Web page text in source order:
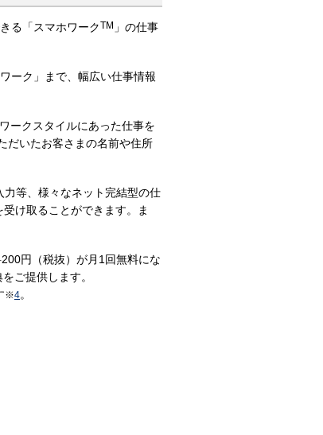
る「スマホワークTM 」の仕事
ーク」まで、幅広い仕事情報
ークスタイルにあった仕事を
だいたお客さまの名前や住所
等、様々なネット完結型の仕
受け取ることができます。ま
円（税抜）が月1回無料にな
ご提供します。
※4。